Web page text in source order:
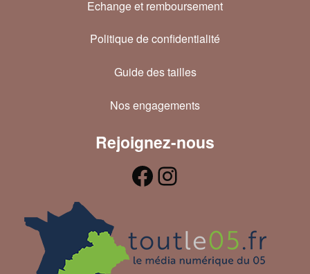
Echange et remboursement
Politique de confidentialité
Guide des tailles
Nos engagements
Rejoignez-nous